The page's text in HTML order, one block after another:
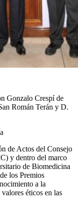
Gonzalo Crespí de
Román Terán y D.
de Actos del Consejo
y dentro del marco
de Biomedicina
los Premios
a la
éticos en las